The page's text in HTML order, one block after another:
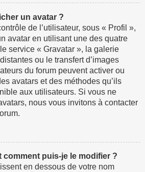
un avatar ?
de l’utilisateur, sous « Profil »,
avatar en utilisant une des quatre
service « Gravatar », la galerie
ou le transfert d’images
du forum peuvent activer ou
avatars et des méthodes qu’ils
aux utilisateurs. Si vous ne
nous vous invitons à contacter
comment puis-je le modifier ?
en dessous de votre nom